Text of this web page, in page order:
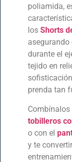
poliamida,
los Shorts
asegurando
durante el
tejido en
prenda tan
tobilleros
o con el
y te